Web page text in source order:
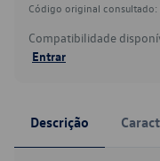
Código original consultado:
Compatibilidade
Entrar
Descrição